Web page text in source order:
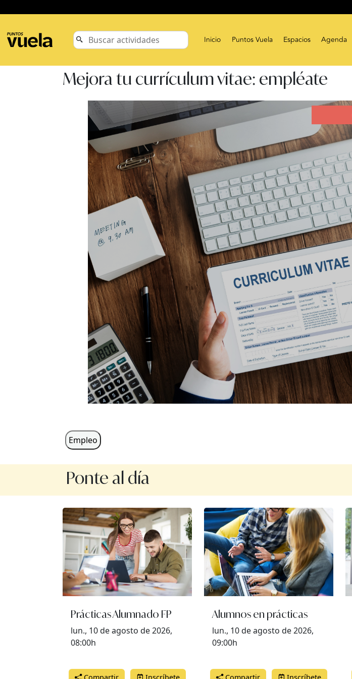
Inicio Puntos Vuela Espacios Agenda
Mejora tu currículum vitae: empléate
Empleo
Ponte al día
Prácticas Alumnado FP
lun., 10 de agosto de 2026,
08:00h
Alumnos en prácticas
lun., 10 de agosto de 2026,
09:00h